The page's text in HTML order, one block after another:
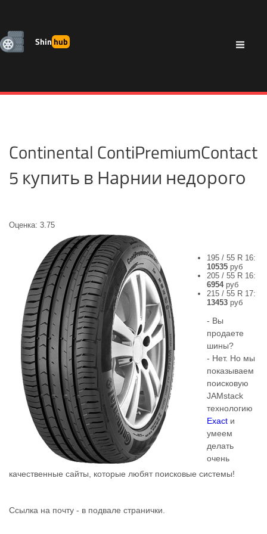
Shinhub
Continental ContiPremiumContact
5 купить в Нарнии недорого
Оценка: 3.75
195 / 55 R 16:
10535 руб
205 / 55 R 16:
6954руб
215 / 55 R 17:
13453 руб
- Вы
продаете
шины?
- Нет. Но мы
показываем
поисковую
JAMstack
технологию
Exact и
умеем
делать
очень
качественные сайты, которые любят поисковые системы!
Ссылка на почту - в подвале странички.